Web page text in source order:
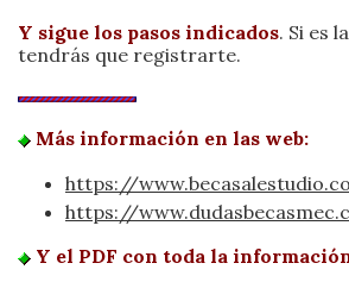
Y sigue los pasos indicados. Si es
tendrás que registrarte.
Más información en las web:
https://
https://
Y el PDF con toda la